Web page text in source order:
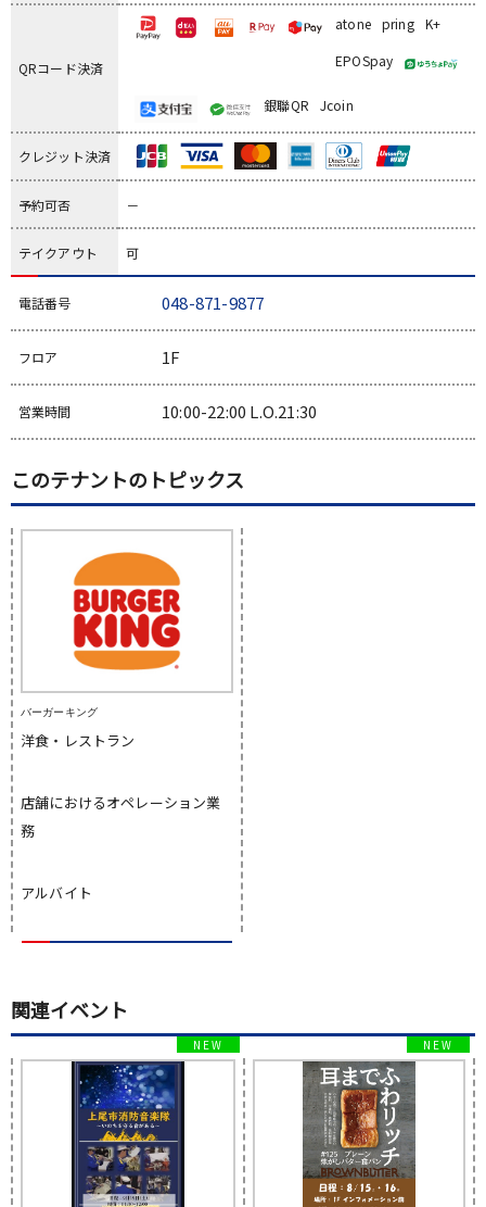
QRコード決済
atone pring
K+
EPOSpay
銀聯QR Jcoin
クレジット決済
予約可否 －
テイクアウト 可
電話番号 048-871-9877
フロア 1F
営業時間 10:00-22:00 L.O.21:30
このテナントのトピックス
バーガーキング
洋食・レストラン
店舗におけるオペレーション業
務
アルバイト
関連イベント